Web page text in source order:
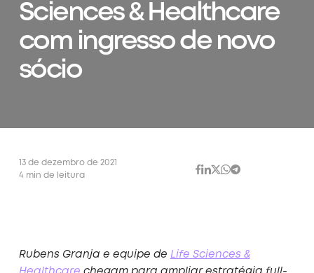
Sciences & Healthcare
com ingresso de novo
sócio
13 de dezembro de 2021
4 min de leitura
Rubens Granja e equipe de Life Sciences &